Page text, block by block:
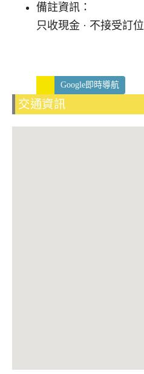
備註資訊：
只收現金 · 不接受訂位
Google即時導航
交通資訊